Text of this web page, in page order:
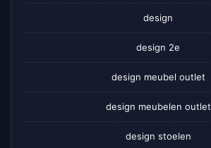
design
design 2e
design meubel outlet
design meubelen outlet
design stoelen